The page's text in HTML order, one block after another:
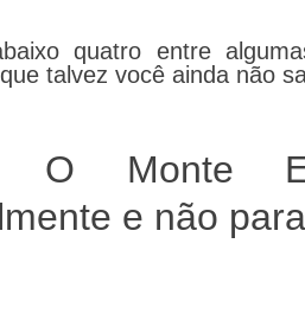
quatro entre
talvez você ainda não
Monte
e não